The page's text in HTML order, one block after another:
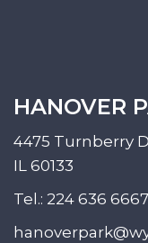
HANOVER
4475 Turnberry
IL 60133
Tel.: 224 636 6667